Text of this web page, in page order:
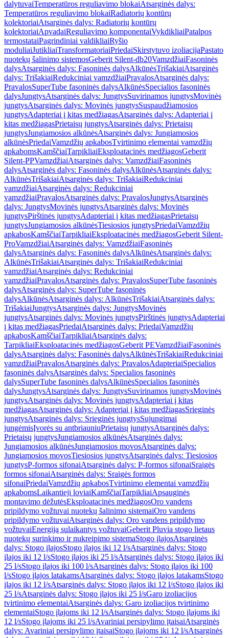
dalytuvaiTemperatūros reguliavimo blokaiAtsarginės dalys:
Temperatūros reguliavimo blokaiRadiatorių kontūrų
kolektoriaiAtsarginės dalys: Radiatorių kontūrų
kolektoriaiApvadaiReguliavimo komponentaiVykdikliaiPatalpos
termostataiPagrindiniai valdikliaiRyšio
moduliaiJutikliaiTransformatoriaiPriedaiSkirstytuvo izoliacijaPastato
nuotekų šalinimo sistemosGeberit Silent-db20VamzdžiaiFasoninės
dalysAtsarginės dalys: Fasoninės dalysAlkūnėsTrišakiaiAtsarginės
dalys: TrišakiaiRedukciniai vamzdžiaiPravalosAtsarginės dalys:
PravalosSuperTube fasoninės dalysAlkūnėsSpecialios fasoninės
dalysJungtysAtsarginės dalys: JungtysSuvirinamos jungtysMovinės
jungtysAtsarginės dalys: Movinės jungtysSuspaudžiamosios
jungtysAdapteriai į kitas medžiagasAtsarginės dalys: Adapteriai į
kitas medžiagasPrietaisų jungtysAtsarginės dalys: Prietaisų
jungtysJungiamosios alkūnėsAtsarginės dalys: Jungiamosios
alkūnėsPriedaiVamzdžių apkabosTvirtinimo elementai vamzdžių
apkabomsKamščiaiTarpikliaiEksploatacinės medžiagosGeberit
Silent-PPVamzdžiaiAtsarginės dalys: VamzdžiaiFasoninės
dalysAtsarginės dalys: Fasoninės dalysAlkūnėsAtsarginės dalys:
AlkūnėsTrišakiaiAtsarginės dalys: TrišakiaiRedukciniai
vamzdžiaiAtsarginės dalys: Redukciniai
vamzdžiaiPravalosAtsarginės dalys: PravalosJungtysAtsarginės
dalys: JungtysMovinės jungtysAtsarginės dalys: Movinės
jungtysPirštinės jungtysAdapteriai į kitas medžiagasPrietaisų
jungtysJungiamosios alkūnėsTiesiosios jungtysPriedaiVamzdžių
apkabosKamščiaiTarpikliaiEksploatacinės medžiagosGeberit Silent-
ProVamzdžiaiAtsarginės dalys: VamzdžiaiFasoninės
dalysAtsarginės dalys: Fasoninės dalysAlkūnėsAtsarginės dalys:
AlkūnėsTrišakiaiAtsarginės dalys: TrišakiaiRedukciniai
vamzdžiaiAtsarginės dalys: Redukciniai
vamzdžiaiPravalosAtsarginės dalys: PravalosSuperTube fasoninės
dalysAtsarginės dalys: SuperTube fasoninės
dalysAlkūnėsAtsarginės dalys: AlkūnėsTrišakiaiAtsarginės dalys:
TrišakiaiJungtysAtsarginės dalys: JungtysMovinės
jungtysAtsarginės dalys: Movinės jungtysPirštinės jungtysAdapteriai
į kitas medžiagasPriedaiAtsarginės dalys: PriedaiVamzdžių
apkabosKamščiaiTarpikliaiAtsarginės dalys:
TarpikliaiEksploatacinės medžiagosGeberit PEVamzdžiaiFasoninės
dalysAtsarginės dalys: Fasoninės dalysAlkūnėsTrišakiaiRedukciniai
vamzdžiaiPravalosAtsarginės dalys: PravalosAdapteriaiSpecialios
fasoninės dalysAtsarginės dalys: Specialios fasoninės
dalysSuperTube fasoninės dalysAlkūnėsSpecialios fasoninės
dalysJungtysAtsarginės dalys: JungtysSuvirinamos jungtysMovinės
jungtysAtsarginės dalys: Movinės jungtysAdapteriai į kitas
medžiagasAtsarginės dalys: Adapteriai į kitas medžiagasSrieginės
jungtysAtsarginės dalys: Srieginės jungtysSujungimai
jungėmisĮvorės su antbriauniuPrietaisų jungtysAtsarginės dalys:
Prietaisų jungtysJungiamosios alkūnėsAtsarginės dalys:
Jungiamosios alkūnėsJungiamosios movosAtsarginės dalys:
Jungiamosios movosTiesiosios jungtysAtsarginės dalys: Tiesiosios
jungtysP-formos sifonaiAtsarginės dalys: P-formos sifonaiSraigės
formos sifonaiAtsarginės dalys: Sraigės formos
sifonaiPriedaiVamzdžių apkabosTvirtinimo elementai vamzdžių
apkabomsLaikantieji loviaiKamščiaiTarpikliaiApsauginės
montavimo dėžutėsEksploatacinės medžiagosOro vandens
pripildymo vožtuvai nuotekų šalinimo sistemaiOro vandens
pripildymo vožtuvaiAtsarginės dalys: Oro vandens pripildymo
vožtuvaiEnergiją sulaikantys vožtuvaiGeberit Pluvia stogo lietaus
nuotekų surinkimo ir nukreipimo sistemaStogo įlajosAtsarginės
dalys: Stogo įlajosStogo įlajos iki 12 l/sAtsarginės dalys: Stogo
įlajos iki 12 l/sStogo įlajos iki 25 l/sAtsarginės dalys: Stogo įlajos iki
25 l/sStogo įlajos iki 100 l/sAtsarginės dalys: Stogo įlajos iki 100
l/sStogo įlajos latakamsAtsarginės dalys: Stogo įlajos latakamsStogo
įlajos iki 12 l/sAtsarginės dalys: Stogo įlajos iki 12 l/sStogo įlajos iki
25 l/sAtsarginės dalys: Stogo įlajos iki 25 l/sGaro izoliacijos
tvirtinimo elementaiAtsarginės dalys: Garo izoliacijos tvirtinimo
elementaiStogo įlajoms iki 12 l/sAtsarginės dalys: Stogo įlajoms iki
12 l/sStogo įlajoms iki 25 l/sAvariniai persipylimo įtaisaiAtsarginės
dalys: Avariniai persipylimo įtaisaiStogo įlajoms iki 12 l/sAtsarginės